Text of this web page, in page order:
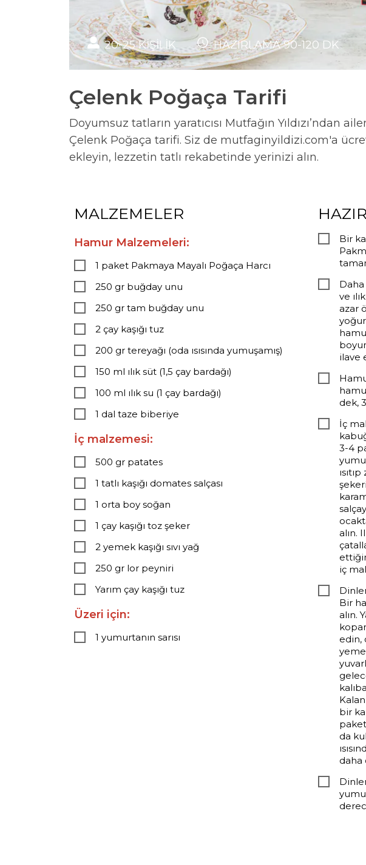
20-25 KİŞİLİK HAZIRLAMA 90-120 DK
Çelenk Poğaça Tarifi
Doyumsuz tatların yaratıcısı Mutfağın Yıldızı’ndan
Çelenk Poğaça tarifi. Siz de mutfaginyildizi.com'a
ekleyin, lezzetin tatlı rekabetinde yerinizi alın.
MALZEMELER
Hamur Malzemeleri:
1 paket Pakmaya Mayalı Poğaça Harcı
250 gr buğday unu
250 gr tam buğday unu
2 çay kaşığı tuz
200 gr tereyağı (oda ısısında yumuşamış)
150 ml ılık süt (1,5 çay bardağı)
100 ml ılık su (1 çay bardağı)
1 dal taze biberiye
İç malzemesi:
500 gr patates
1 tatlı kaşığı domates salçası
1 orta boy soğan
1 çay kaşığı toz şeker
2 yemek kaşığı sıvı yağ
250 gr lor peyniri
Yarım çay kaşığı tuz
Üzeri için:
1 yumurtanın sarısı
Bir
Daha
ve
azar
ilave
dek,
İç
3-4
alın.
iç
Bir
alın.
edin,
bir
da
daha